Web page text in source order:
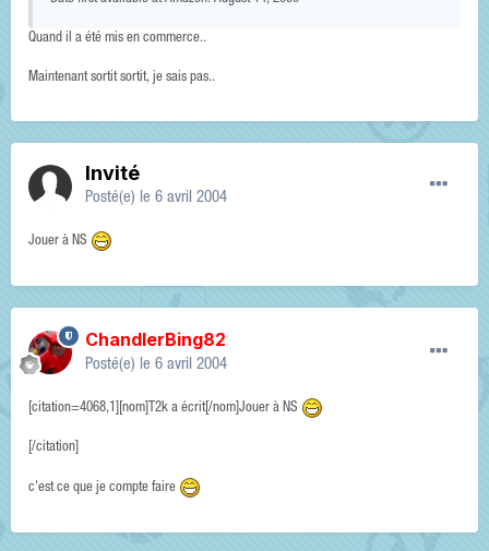
Quand il a été mis en commerce..
Maintenant sortit sortit, je sais pas..
Invité
Posté(e) le 6 avril 2004
Jouer à NS
ChandlerBing82
Posté(e) le 6 avril 2004
[citation=4068,1][nom]T2k a écrit[/nom]Jouer à NS
[/citation]
c'est ce que je compte faire